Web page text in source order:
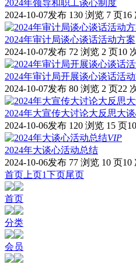
2024年领导和职工谈心制度
2024-10-07发布 130 浏览 7 页16
2024年审计局谈心谈话活动方案
2024-10-07发布 72 浏览 2 页10
2024年审计局开展谈心谈话活
2024-10-07发布 80 浏览 2 页22
2024年大宣传大讨论大反思大
2024-10-06发布 120 浏览 15 页
VIP
2024年大谈心活动总结
2024-10-06发布 77 浏览 10 页10
首页 上页1下页尾页
首页
分类
会员